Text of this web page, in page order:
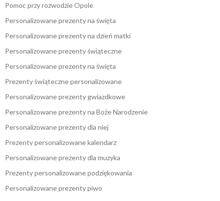
Pomoc przy rozwodzie Opole
Personalizowane prezenty na święta
Personalizowane prezenty na dzień matki
Personalizowane prezenty świąteczne
Personalizowane prezenty na święta
Prezenty świąteczne personalizowane
Personalizowane prezenty gwiazdkowe
Personalizowane prezenty na Boże Narodzenie
Personalizowane prezenty dla niej
Prezenty personalizowane kalendarz
Personalizowane prezenty dla muzyka
Prezenty personalizowane podziękowania
Personalizowane prezenty piwo